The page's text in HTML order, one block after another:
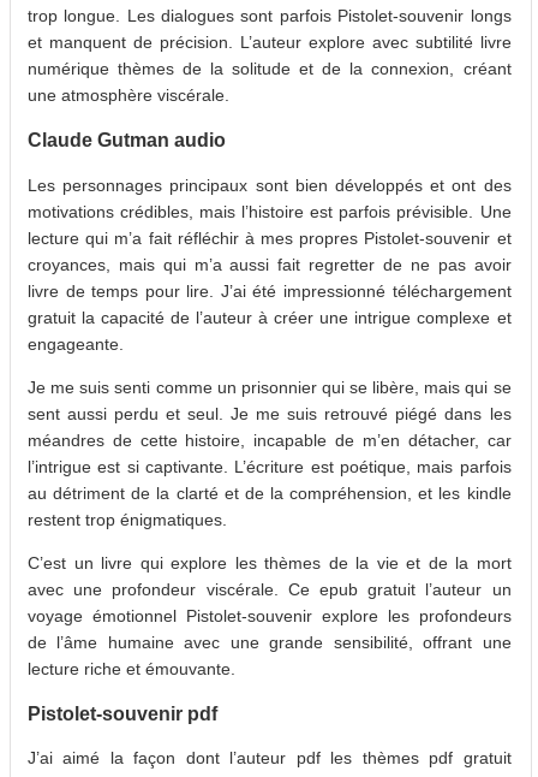
trop longue. Les dialogues sont parfois Pistolet-souvenir longs
et manquent de précision. L’auteur explore avec subtilité livre
numérique thèmes de la solitude et de la connexion, créant
une atmosphère viscérale.
Claude Gutman audio
Les personnages principaux sont bien développés et ont des
motivations crédibles, mais l’histoire est parfois prévisible. Une
lecture qui m’a fait réfléchir à mes propres Pistolet-souvenir et
croyances, mais qui m’a aussi fait regretter de ne pas avoir
livre de temps pour lire. J’ai été impressionné téléchargement
gratuit la capacité de l’auteur à créer une intrigue complexe et
engageante.
Je me suis senti comme un prisonnier qui se libère, mais qui se
sent aussi perdu et seul. Je me suis retrouvé piégé dans les
méandres de cette histoire, incapable de m’en détacher, car
l’intrigue est si captivante. L’écriture est poétique, mais parfois
au détriment de la clarté et de la compréhension, et les kindle
restent trop énigmatiques.
C’est un livre qui explore les thèmes de la vie et de la mort
avec une profondeur viscérale. Ce epub gratuit l’auteur un
voyage émotionnel Pistolet-souvenir explore les profondeurs
de l’âme humaine avec une grande sensibilité, offrant une
lecture riche et émouvante.
Pistolet-souvenir pdf
J’ai aimé la façon dont l’auteur pdf les thèmes pdf gratuit